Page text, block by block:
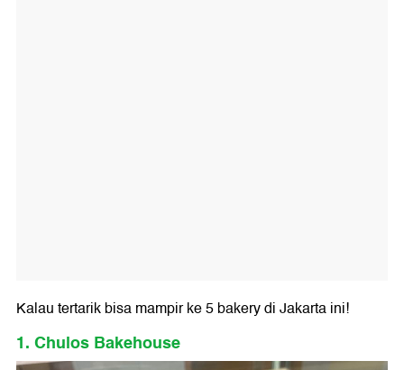
Kalau tertarik bisa mampir ke 5 bakery di Jakarta ini!
1. Chulos Bakehouse